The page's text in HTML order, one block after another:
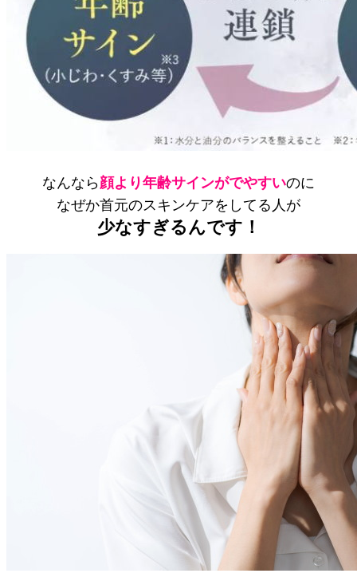
なんなら顔より年齢サインがでやすいのに
なぜか首元のスキンケアをしてる人が
少なすぎるんです！